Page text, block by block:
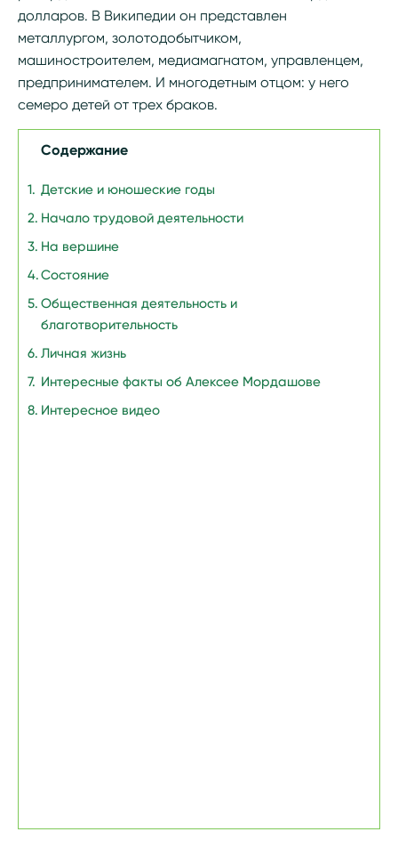
долларов. В Википедии он представлен
металлургом, золотодобытчиком,
машиностроителем, медиамагнатом, управленцем,
предпринимателем. И многодетным отцом: у него
семеро детей от трех браков.
Содержание
Детские и юношеские годы
Начало трудовой деятельности
На вершине
Состояние
Общественная деятельность и
благотворительность
Личная жизнь
Интересные факты об Алексее Мордашове
Интересное видео